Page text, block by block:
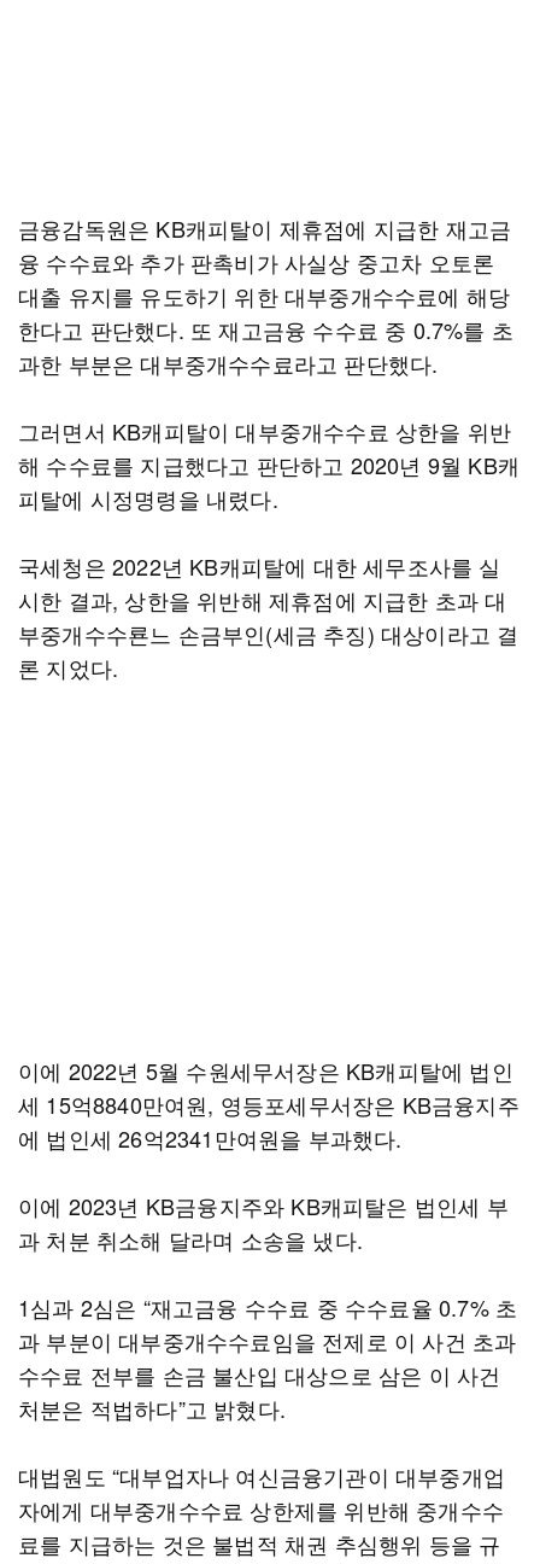
금융감독원은 KB캐피탈이 제휴점에 지급한 재고금
융 수수료와 추가 판촉비가 사실상 중고차 오토론
대출 유지를 유도하기 위한 대부중개수수료에 해당
한다고 판단했다. 또 재고금융 수수료 중 0.7%를 초
과한 부분은 대부중개수수료라고 판단했다.
그러면서 KB캐피탈이 대부중개수수료 상한을 위반
해 수수료를 지급했다고 판단하고 2020년 9월 KB캐
피탈에 시정명령을 내렸다.
국세청은 2022년 KB캐피탈에 대한 세무조사를 실
시한 결과, 상한을 위반해 제휴점에 지급한 초과 대
부중개수수룐느 손금부인(세금 추징) 대상이라고 결
론 지었다.
이에 2022년 5월 수원세무서장은 KB캐피탈에 법인
세 15억8840만여원, 영등포세무서장은 KB금융지주
에 법인세 26억2341만여원을 부과했다.
이에 2023년 KB금융지주와 KB캐피탈은 법인세 부
과 처분 취소해 달라며 소송을 냈다.
1심과 2심은 “재고금융 수수료 중 수수료율 0.7% 초
과 부분이 대부중개수수료임을 전제로 이 사건 초과
수수료 전부를 손금 불산입 대상으로 삼은 이 사건
처분은 적법하다”고 밝혔다.
대법원도 “대부업자나 여신금융기관이 대부중개업
자에게 대부중개수수료 상한제를 위반해 중개수수
료를 지급하는 것은 불법적 채권 추심행위 등을 규